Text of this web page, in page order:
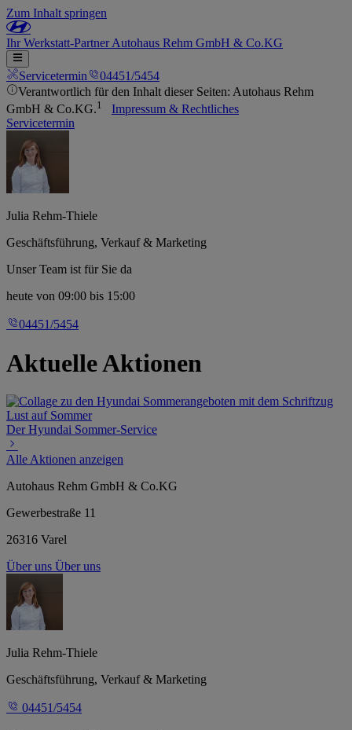
Zum Inhalt springen
IhrWerkstatt-PartnerAutohaus Rehm GmbH & Co.KG
Servicetermin
04451/5454
Verantwortlich für den Inhalt dieser Seiten: Autohaus Rehm
GmbH & Co.KG.1
Impressum & Rechtliches
Servicetermin
Julia Rehm-Thiele
Geschäftsführung, Verkauf & Marketing
Unser Team ist für Sie da
heute von 09:00 bis 15:00
04451/5454
Aktuelle Aktionen
Der Hyundai Sommer-Service
Alle Aktionen anzeigen
Autohaus Rehm GmbH & Co.KG
Gewerbestraße 11
26316 Varel
Über uns Über uns
Julia Rehm-Thiele
Geschäftsführung, Verkauf & Marketing
04451/5454